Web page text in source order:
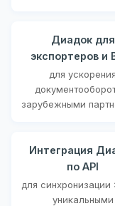
Диадок для
экспортеров и
для ускорения
зарубежными
Интеграция
по API
для
уникальными